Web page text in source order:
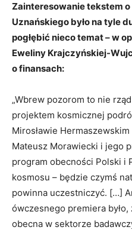
Zainteresowanie tekstem o
Uznańskiego było na tyle
pogłębić nieco temat – w
Eweliny Krajczyńskiej-
o finansach:
„Wbrew pozorom to nie
projektem kosmicznej
Mirosławie
Mateusz Morawiecki i jego
program obecności Polski i
kosmosu – będzie czymś
powinna uczestniczyć. […]
ówczesnego premiera
obecna w sektorze